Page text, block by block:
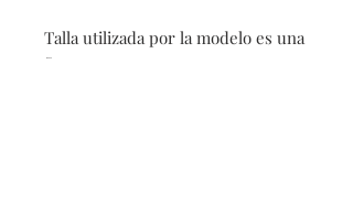
Talla utilizada por la modelo es una
S